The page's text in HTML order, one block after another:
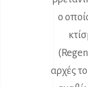
ο
αρχές